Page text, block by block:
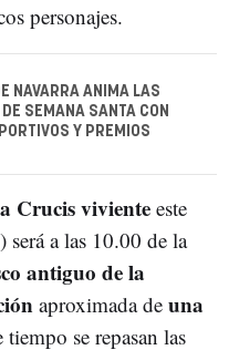
personajes.
NAVARRA ANIMA LAS
SEMANA SANTA CON
Y PREMIOS
Crucis viviente este
a las 10.00 de la
antiguo de la
aproximada de una
tiempo se repasan las